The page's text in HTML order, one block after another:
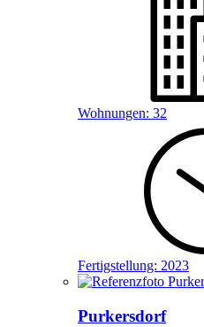
Wohnungen: 32
Fertigstellung: 2023
Purkersdorf